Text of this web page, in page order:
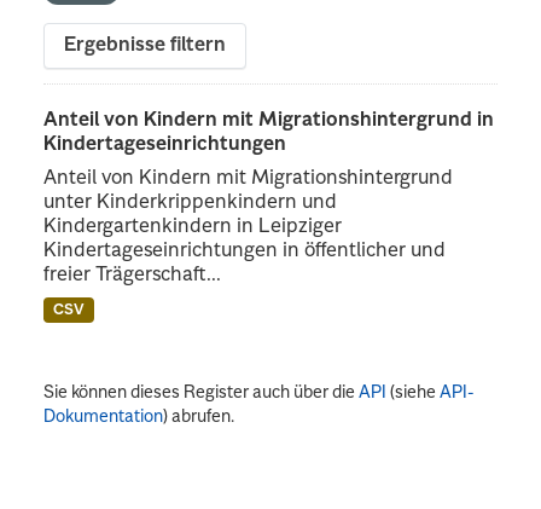
Ergebnisse filtern
Anteil von Kindern mit Migrationshintergrund in
Kindertageseinrichtungen
Anteil von Kindern mit Migrationshintergrund
unter Kinderkrippenkindern und
Kindergartenkindern in Leipziger
Kindertageseinrichtungen in öffentlicher und
freier Trägerschaft...
CSV
Sie können dieses Register auch über dieAPI (sieheAPI-
Dokumentation) abrufen.